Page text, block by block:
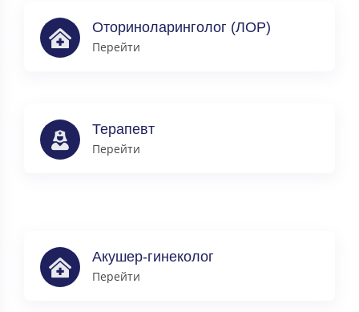
Оториноларинголог (ЛОР)
Перейти
Терапевт
Перейти
Акушер-гинеколог
Перейти